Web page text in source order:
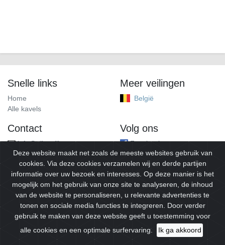
Snelle links
Home
Alle kavels
Meer veilingen
België
Contact
info@alleveilingen.net
Volg ons
Facebook
© 2026Alleveilingen.Alle rechten voorbehouden.
Deze website maakt net zoals de meeste websites gebruik van
cookies. Via deze cookies verzamelen wij en derde partijen
informatie over uw bezoek en interesses. Op deze manier is het
mogelijk om het gebruik van onze site te analyseren, de inhoud
van de website te personaliseren, u relevante advertenties te
tonen en sociale media functies te integreren. Door verder
gebruik te maken van deze website geeft u toestemming voor
alle cookies en een optimale surfervaring.
Ik ga akkoord